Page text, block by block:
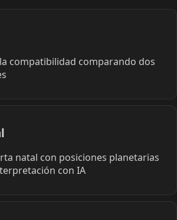
compatibilidad comparando dos
natal con posiciones planetarias
con IA